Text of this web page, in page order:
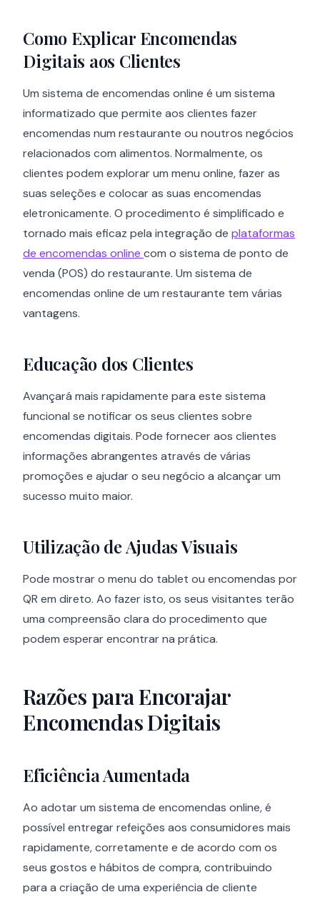
Como Explicar Encomendas
Digitais aos Clientes
Um sistema de encomendas online é um sistema
informatizado que permite aos clientes fazer
encomendas num restaurante ou noutros negócios
relacionados com alimentos. Normalmente, os
clientes podem explorar um menu online, fazer as
suas seleções e colocar as suas encomendas
eletronicamente. O procedimento é simplificado e
tornado mais eficaz pela integração de plataformas
de encomendas online com o sistema de ponto de
venda (POS) do restaurante. Um sistema de
encomendas online de um restaurante tem várias
vantagens.
Educação dos Clientes
Avançará mais rapidamente para este sistema
funcional se notificar os seus clientes sobre
encomendas digitais. Pode fornecer aos clientes
informações abrangentes através de várias
promoções e ajudar o seu negócio a alcançar um
sucesso muito maior.
Utilização de Ajudas Visuais
Pode mostrar o menu do tablet ou encomendas por
QR em direto. Ao fazer isto, os seus visitantes terão
uma compreensão clara do procedimento que
podem esperar encontrar na prática.
Razões para Encorajar
Encomendas Digitais
Eficiência Aumentada
Ao adotar um sistema de encomendas online, é
possível entregar refeições aos consumidores mais
rapidamente, corretamente e de acordo com os
seus gostos e hábitos de compra, contribuindo
para a criação de uma experiência de cliente